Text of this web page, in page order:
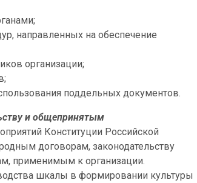
направленных на обеспечение
организации;
поддельных документов.
и общепринятым
Конституции Российской
договорам, законодательству
применимым к организации.
шкалы в формировании культуры